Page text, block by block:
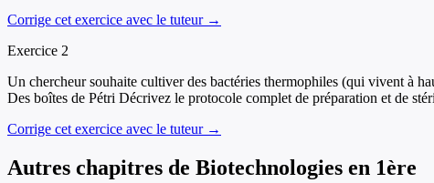
Corrige cet exercice avec le tuteur →
Exercice 2
Un chercheur souhaite cultiver des bactéries thermophiles (qui vivent à
Des boîtes de Pétri Décrivez le protocole complet de préparation et de
Corrige cet exercice avec le tuteur →
Autres chapitres de Biotechnologies en 1ère